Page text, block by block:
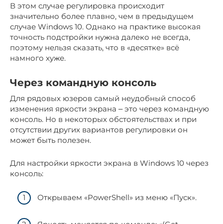
В этом случае регулировка происходит
значительно более плавно, чем в предыдущем
случае Windows 10. Однако на практике высокая
точность подстройки нужна далеко не всегда,
поэтому нельзя сказать, что в «десятке» всё
намного хуже.
Через командную консоль
Для рядовых юзеров самый неудобный способ
изменения яркости экрана ‒ это через командную
консоль. Но в некоторых обстоятельствах и при
отсутствии других вариантов регулировки он
может быть полезен.
Для настройки яркости экрана в Windows 10 через
консоль:
Открываем «PowerShell» из меню «Пуск».